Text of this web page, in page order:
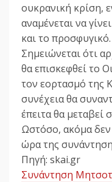
ουκρανική κρίση,
αναμένεται να
και το προσφυγικό.
Σημειώνεται ότι
θα επισκεφθεί το
τον εορτασμό της
συνέχεια θα
έπειτα θα μεταβεί
Ωστόσο, ακόμα δεν
ώρα της
Πηγή: skai.gr
Συνάντηση